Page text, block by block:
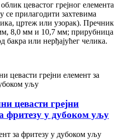
цевастог грејног елемента
се прилагодити захтевима
цртеж или узорак). Пречник
8,0 мм и 10,7 мм; прирубница
бакра или нерђајућег челика.
цевасти грејни
фритезу у дубоком уљу
за фритезу у дубоком уљу